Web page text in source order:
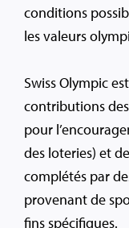
conditions
les valeurs
Swiss Olympic
contributions
pour
des loteries) et
complétés par
provenant de
fins spécifiques.